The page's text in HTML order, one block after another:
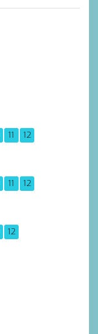
11 12
11 12
12